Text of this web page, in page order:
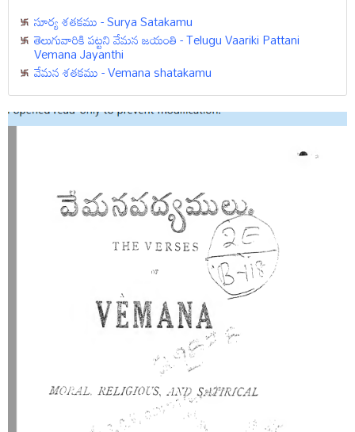
సూర్య శతకము - Surya Satakamu
తెలుగువారికి పట్టని వేమన జయంతి - Telugu Vaariki Pattani
Vemana Jayanthi
వేమన శతకము - Vemana shatakamu